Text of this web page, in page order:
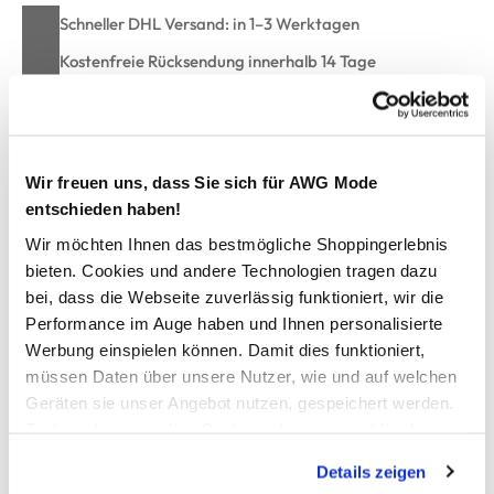
Wir freuen uns, dass Sie sich für AWG Mode
entschieden haben!
Wir möchten Ihnen das bestmögliche Shoppingerlebnis
bieten. Cookies und andere Technologien tragen dazu
bei, dass die Webseite zuverlässig funktioniert, wir die
Performance im Auge haben und Ihnen personalisierte
Werbung einspielen können. Damit dies funktioniert,
müssen Daten über unsere Nutzer, wie und auf welchen
Geräten sie unser Angebot nutzen, gespeichert werden.
werden, werden bei der Nutzung der Webseite auf jeden
Details zeigen
Schneller DHL Versand: in 1–3 Werktagen
Kostenfreie Rücksendung innerhalb 14 Tage
Kostenlose Filiallieferung in Ihre Wunschfiliale
Zur Wunschliste hinzufügen
Jungen T-Shirt mit kleiner Brusttasche
modisches Shirt von name it
gerippter, runder Ausschnitt
lange Ärmel
kleiner Patch auf einem Arm